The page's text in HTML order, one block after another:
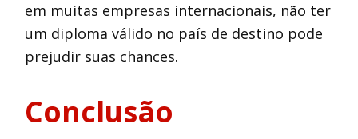
em muitas empresas internacionais, não ter
um diploma válido no país de destino pode
prejudir suas chances.
Conclusão